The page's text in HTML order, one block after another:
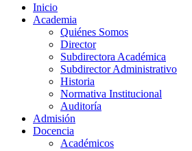
Inicio
Academia
Quiénes Somos
Director
Subdirectora Académica
Subdirector Administrativo
Historia
Normativa Institucional
Auditoría
Admisión
Docencia
Académicos